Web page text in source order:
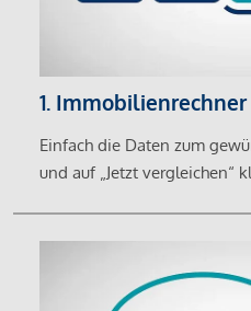
1.
Einfach die Daten zum
und auf „Jetzt vergleichen“